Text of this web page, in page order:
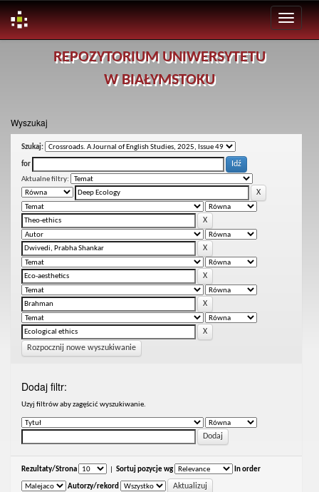
REPOZYTORIUM UNIWERSYTETU
W BIAŁYMSTOKU
Wyszukaj
Szukaj:
for
Aktualne filtry:
Rozpocznij nowe wyszukiwanie
Dodaj filtr:
Uzyj filtrów aby zagęścić wyszukiwanie.
Rezultaty/Strona Sortuj pozycje wg In order
Autorzy/rekord